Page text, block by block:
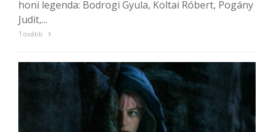
honi legenda: Bodrogi Gyula, Koltai Róbert, Pogány
Judit,...
Tovább